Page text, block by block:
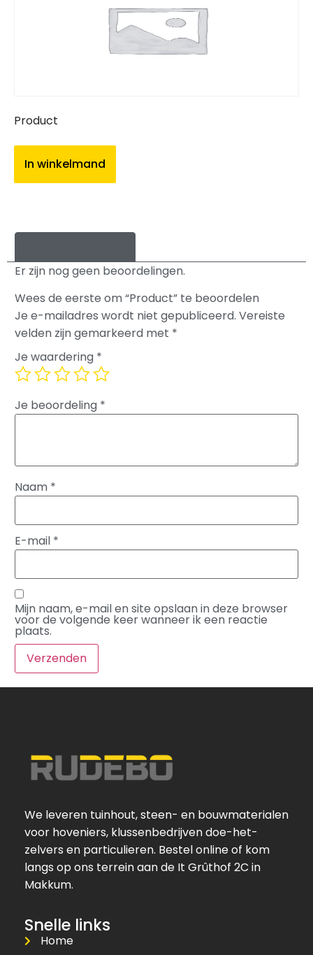
Product
In winkelmand
Er zijn nog geen beoordelingen.
Wees de eerste om “Product” te beoordelen
Je e-mailadres wordt niet gepubliceerd. Vereiste
velden zijn gemarkeerd met *
Je waardering *
Je beoordeling *
Naam *
E-mail *
Mijn naam, e-mail en site opslaan in deze browser
voor de volgende keer wanneer ik een reactie
plaats.
We leveren tuinhout, steen- en bouwmaterialen
voor hoveniers, klussenbedrijven doe-het-
zelvers en particulieren. Bestel online of kom
langs op ons terrein aan de It Grûthof 2C in
Makkum.
Snelle links
Home